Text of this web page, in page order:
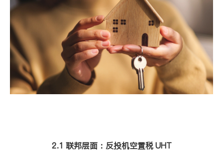
2.1 联邦层面：反投机空置税 UHT